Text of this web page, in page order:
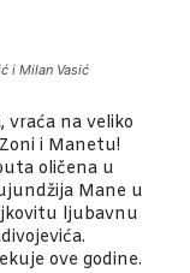
i Milan Vasić
vraća na veliko
i Manetu!
oličena u
Mane u
ljubavnu
ove godine.